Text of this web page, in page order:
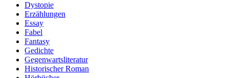
Dystopie
Erzählungen
Essay
Fabel
Fantasy
Gedichte
Gegenwartsliteratur
Historischer Roman